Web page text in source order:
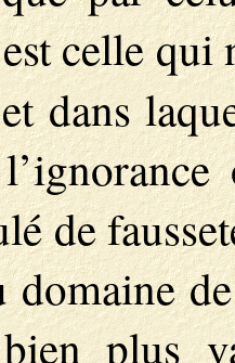
celle qui
dans
de
domaine
plus